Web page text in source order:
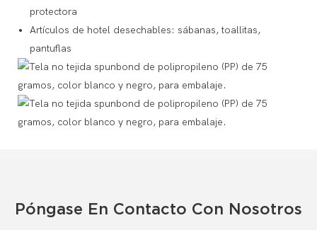
protectora
Artículos de hotel desechables: sábanas, toallitas,
pantuflas
Póngase En Contacto Con Nosotros